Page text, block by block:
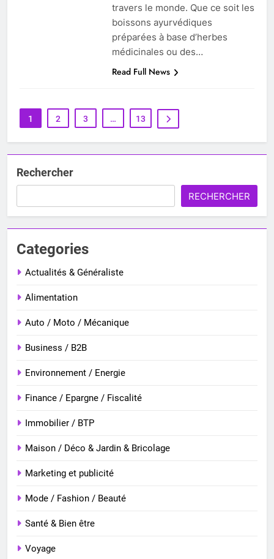
travers le monde. Que ce soit les
boissons ayurvédiques
préparées à base d’herbes
médicinales ou des…
Read Full News
1 2 3 … 13
Rechercher
RECHERCHER
Categories
Actualités & Généraliste
Alimentation
Auto / Moto / Mécanique
Business / B2B
Environnement / Energie
Finance / Epargne / Fiscalité
Immobilier / BTP
Maison / Déco & Jardin & Bricolage
Marketing et publicité
Mode / Fashion / Beauté
Santé & Bien être
Voyage